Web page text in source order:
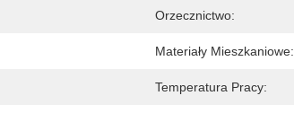
Orzecznictwo:
Materiały Mieszkaniowe:
Temperatura Pracy: